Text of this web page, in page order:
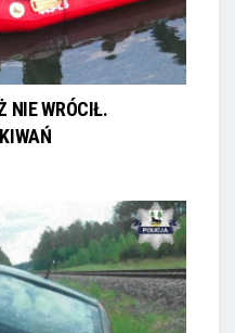
NIE WRÓCIŁ.